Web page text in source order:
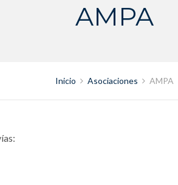
AMPA
Inicio Asociaciones AMPA